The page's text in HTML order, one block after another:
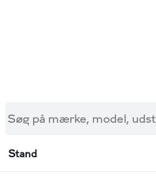
Stand